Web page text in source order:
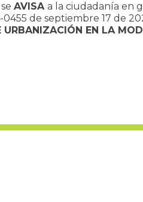
AVISA a la ciudadanía en
0455 de septiembre 17 de
EN LA